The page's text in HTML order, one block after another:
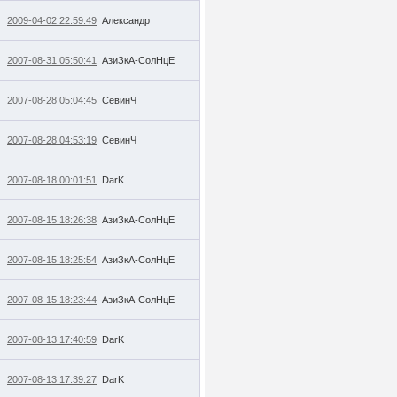
2009-04-02 22:59:49 Александр
2007-08-31 05:50:41 АзиЗкА-СолНцЕ
2007-08-28 05:04:45 СевинЧ
2007-08-28 04:53:19 СевинЧ
2007-08-18 00:01:51 DarK
2007-08-15 18:26:38 АзиЗкА-СолНцЕ
2007-08-15 18:25:54 АзиЗкА-СолНцЕ
2007-08-15 18:23:44 АзиЗкА-СолНцЕ
2007-08-13 17:40:59 DarK
2007-08-13 17:39:27 DarK